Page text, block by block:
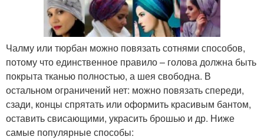
Чалму или тюрбан можно повязать сотнями способов,
потому что единственное правило – голова должна быть
покрыта тканью полностью, а шея свободна. В
остальном ограничений нет: можно повязать спереди,
сзади, концы спрятать или оформить красивым бантом,
оставить свисающими, украсить брошью и др. Ниже
самые популярные способы: